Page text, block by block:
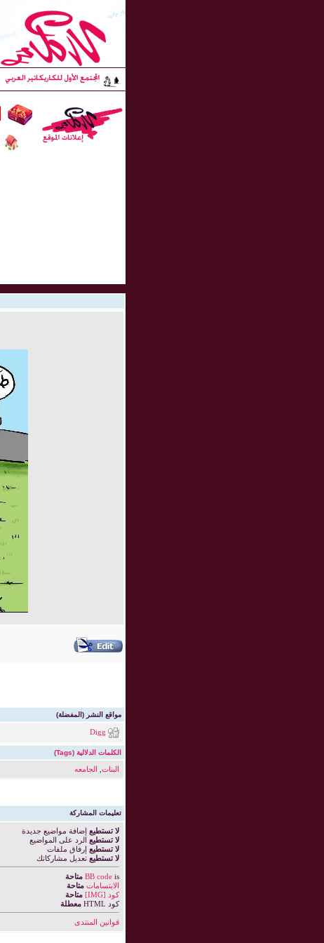
مواقع النشر (المفضلة)
Digg
الكلمات الدلالية (Tags)
البنات الجامعه
تعليمات المشاركة
لا تستطيع إضافة مواضيع جديدة
لا تستطيع الرد على المواضيع
لا تستطيع إرفاق ملفات
لا تستطيع تعديل مشاركاتك
BB codeis
متاحة
الابتسامات متاحة
كود [IMG]
متاحة
كود HTML
معطلة
قوانين المنتدى